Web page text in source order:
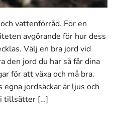
vattenförråd. För en
avgörande för hur dess
Välj en bra jord vid
den jord du har så får dina
för att växa och må bra.
jordsäckar är ljus och
tillsätter […]